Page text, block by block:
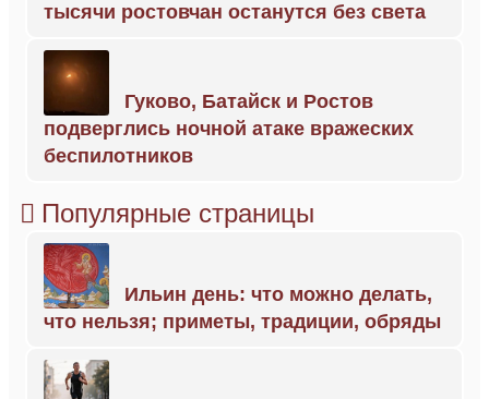
тысячи ростовчан останутся без света
Гуково, Батайск и Ростов
подверглись ночной атаке вражеских
беспилотников
Популярные страницы
Ильин день: что можно делать,
что нельзя; приметы, традиции, обряды